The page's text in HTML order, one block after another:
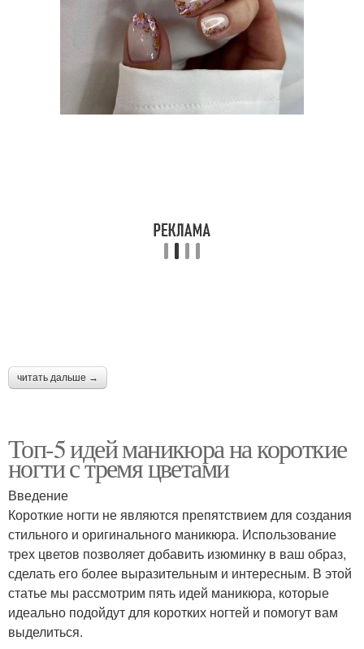
декоративными
элементами
Маникюр с
акварельными
рисунками
Маникюр с наклейками
натуральными камнями
читать дальше →
Топ-5 идей маникюра на короткие
ногти с тремя цветами
Введение
Короткие ногти не являются препятствием для создания
стильного и оригинального маникюра. Использование
трех цветов позволяет добавить изюминку в ваш образ,
сделать его более выразительным и интересным. В этой
статье мы рассмотрим пять идей маникюра, которые
идеально подойдут для коротких ногтей и помогут вам
выделиться.